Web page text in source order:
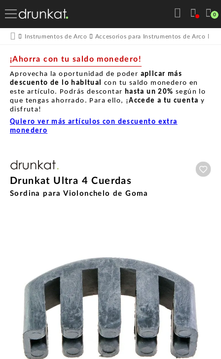
0
Instrumentos de Arco Accesorios para Instrumentos de Arco
¡Ahorra con tu saldo monedero!
Aprovecha la oportunidad de poder aplicar más
descuento de lo habitual con tu saldo monedero en
este artículo. Podrás descontar hasta un 20% según lo
que tengas ahorrado. Para ello, ¡Accede a tu cuenta y
disfruta!
Quiero ver más artículos con descuento extra
monedero
Drunkat Ultra 4 Cuerdas
Sordina para Violonchelo de Goma